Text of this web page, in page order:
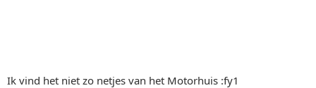
Ik vind het niet zo netjes van het Motorhuis :fy1